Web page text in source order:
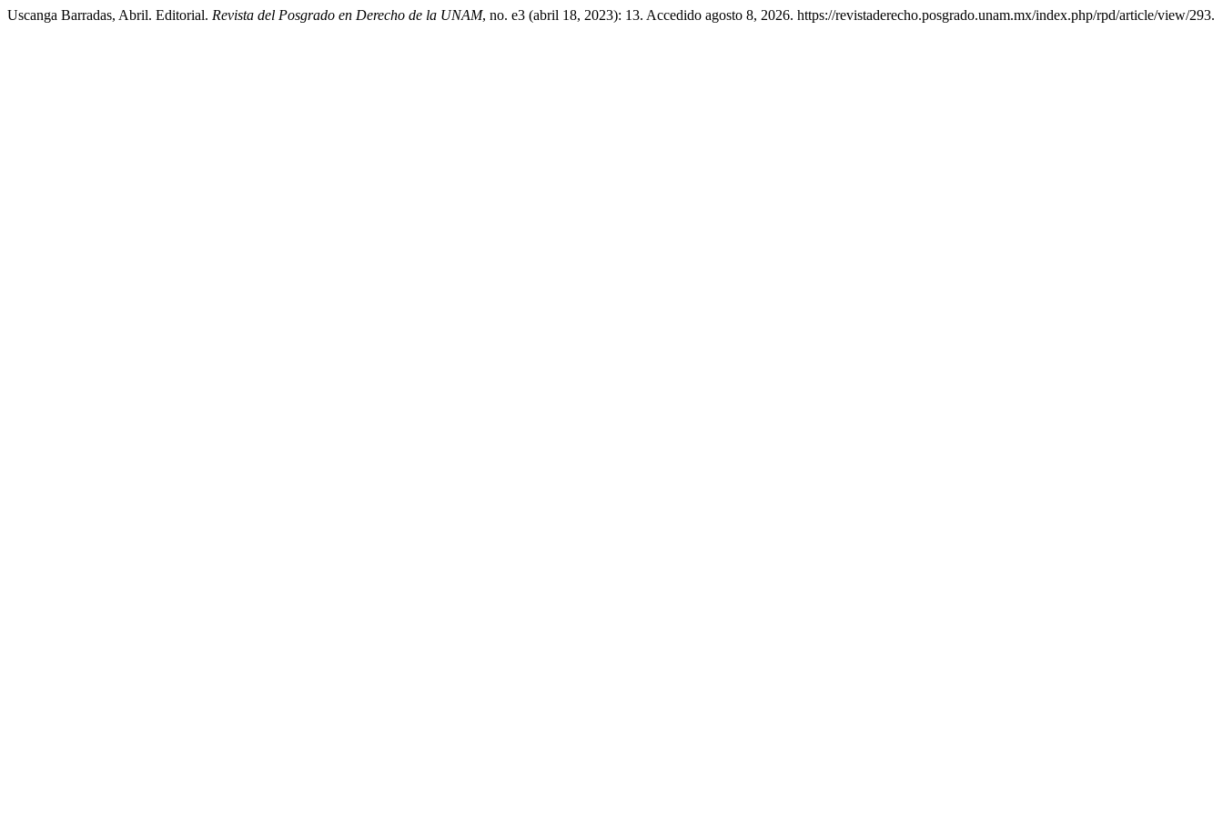
Uscanga Barradas, Abril. Editorial. Revista del Posgrado en Derecho de la UNAM, no. e3 (abril 18, 2023): 13. Accedido agosto 8, 2026. https://revistaderecho.posgrado.unam.mx/index.php/rpd/article/view/293.